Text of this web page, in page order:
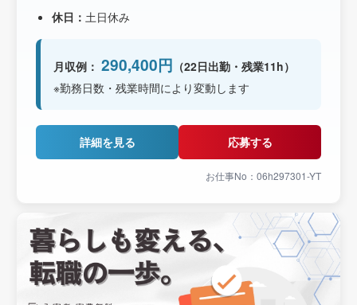
休日： 土日休み
月収例： 290,400円 （22日出勤・残業11h）
※勤務日数・残業時間により変動します
詳細を見る 応募する
お仕事No：06h297301-YT